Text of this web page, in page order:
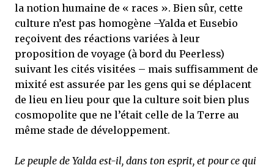
la notion humaine de « races ». Bien sûr, cette
culture n’est pas homogène –Yalda et Eusebio
reçoivent des réactions variées à leur
proposition de voyage (à bord du Peerless)
suivant les cités visitées – mais suffisamment de
mixité est assurée par les gens qui se déplacent
de lieu en lieu pour que la culture soit bien plus
cosmopolite que ne l’était celle de la Terre au
même stade de développement.
Le peuple de Yalda est-il, dans ton esprit, et pour ce qui